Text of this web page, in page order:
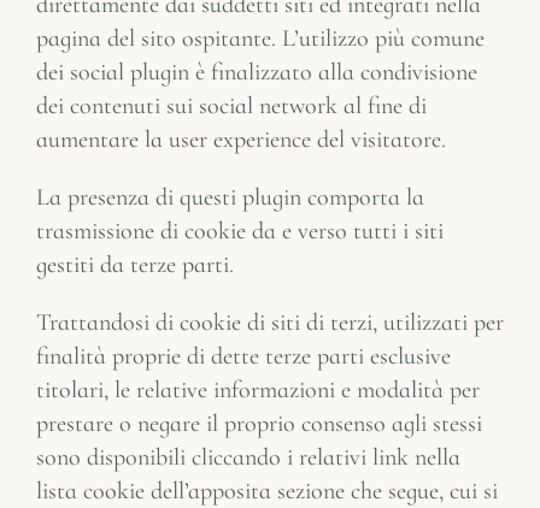
pagina del sito ospitante. L’utilizzo più comune
dei social plugin è finalizzato alla condivisione
dei contenuti sui social network al fine di
aumentare la user experience del visitatore.
La presenza di questi plugin comporta la
trasmissione di cookie da e verso tutti i siti
gestiti da terze parti.
Trattandosi di cookie di siti di terzi, utilizzati per
finalità proprie di dette terze parti esclusive
titolari, le relative informazioni e modalità per
prestare o negare il proprio consenso agli stessi
sono disponibili cliccando i relativi link nella
lista cookie dell’apposita sezione che segue, cui si